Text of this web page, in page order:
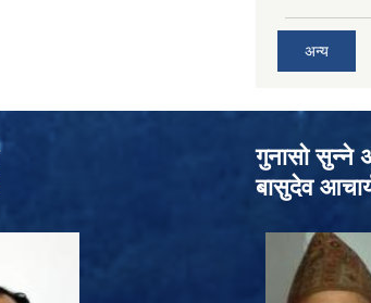
अन्य
गुनासो सुन्‍ने
बासुदेव